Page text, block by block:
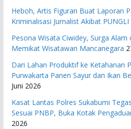
Heboh, Artis Figuran Buat Laporan
Kriminalisasi Jurnalist Akibat PUNGLI
Pesona Wisata Ciwidey, Surga Alam
Memikat Wisatawan Mancanegara
Dari Lahan Produktif ke Ketahanan
Purwakarta Panen Sayur dan Ikan
Juni 2026
Kasat Lantas Polres Sukabumi
Sesuai PNBP, Buka Kotak
2026